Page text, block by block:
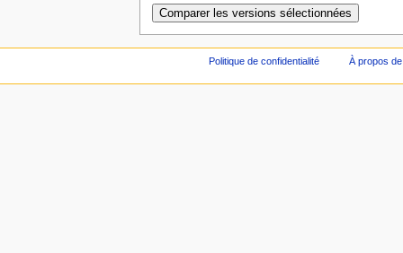
Politique de confidentialité À propos